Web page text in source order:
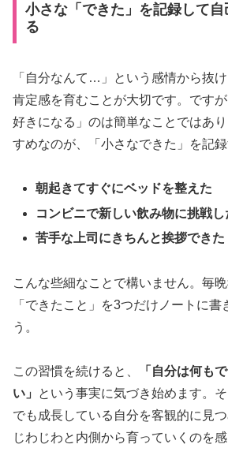
小さな「できた」を記録して
る
「自分なんて…」という感情から抜
肯定感を育むことが大切です。です
好きになる」のは簡単なことではあ
すめなのが、「小さなできた」を記録
朝起きてすぐにベッドを整えた
コンビニで新しい飲み物に挑戦し
苦手な上司にきちんと挨拶できた
こんな些細なことで構いません。毎
「できたこと」を3つだけノートに書
う。
この習慣を続けると、
「自分は何も
い」
という事実に気づき始めます。
でも成長している自分を客観的に見
じわじわと内側から育っていくのを